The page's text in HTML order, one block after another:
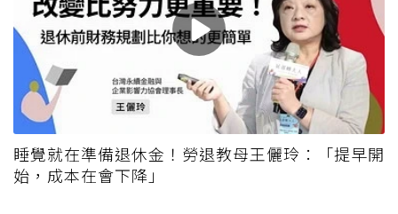
睡覺就在準備退休金！勞退教母王儷玲：「提早開
始，成本在會下降」